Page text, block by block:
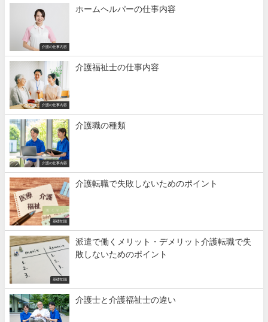
介護の仕事内容
ホームヘルパーの仕事内容
介護の仕事内容
介護福祉士の仕事内容
介護の仕事内容
介護職の種類
基礎知識
介護転職で失敗しないためのポイント
基礎知識
派遣で働くメリット・デメリット介護転職で失
敗しないためのポイント
介護士と介護福祉士の違い